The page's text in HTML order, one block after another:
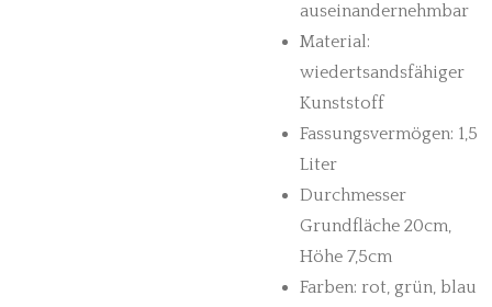
auseinandernehmbar
Material:
wiedertsandsfähiger
Kunststoff
Fassungsvermögen: 1,5
Liter
Durchmesser
Grundfläche 20cm,
Höhe 7,5cm
Farben: rot, grün, blau